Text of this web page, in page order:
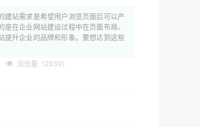
建站需求是希望用户浏览页面后可以产
在企业网站建设过程中在页面布局、
提升企业的品牌和形象。要想达到这些
浏览量（2930）